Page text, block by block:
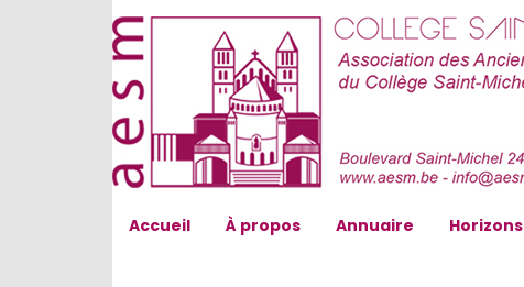
Accueil À propos Annuaire Horizons